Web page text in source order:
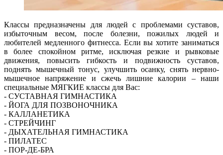
Классы предназначены для людей с проблемами суставов,
избыточным весом, после болезни, пожилых людей и
любителей медленного фитнесса. Если вы хотите заниматься
в более спокойном ритме, исключая резкие и рывковые
движения, повысить гибкость и подвижность суставов,
поднять мышечный тонус, улучшить осанку, снять нервно-
мышечное напряжение и сжечь лишние калории – наши
специальные МЯГКИЕ классы для Вас:
- СУСТАВНАЯ ГИМНАСТИКА
- ЙОГА ДЛЯ ПОЗВОНОЧНИКА
- КАЛЛАНЕТИКА
- СТРЕЙЧИНГ
- ДЫХАТЕЛЬНАЯ ГИМНАСТИКА
- ПИЛАТЕС
- ПОР-ДЕ-БРА